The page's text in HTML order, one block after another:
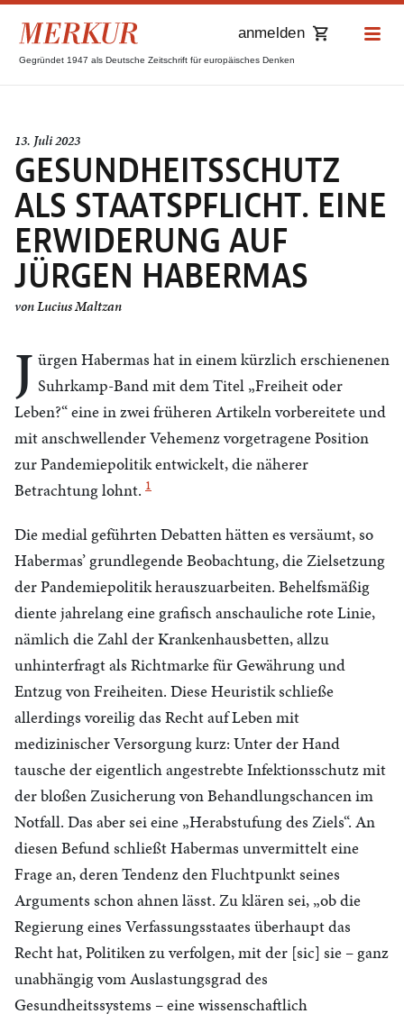
Gegründet 1947 als Deutsche Zeitschrift für europäisches Denken
anmelden
13. Juli 2023
GESUNDHEITSSCHUTZ
ALS STAATSPFLICHT. EINE
ERWIDERUNG AUF
JÜRGEN HABERMAS
vonLucius Maltzan
J ürgen Habermas hat in einem kürzlich erschienenen
Suhrkamp-Band mit dem Titel „Freiheit oder
Leben?“ eine in zwei früheren Artikeln vorbereitete und
mit anschwellender Vehemenz vorgetragene Position
zur Pandemiepolitik entwickelt, die näherer
Betrachtung lohnt. 1
Die medial geführten Debatten hätten es versäumt, so
Habermas’ grundlegende Beobachtung, die Zielsetzung
der Pandemiepolitik herauszuarbeiten. Behelfsmäßig
diente jahrelang eine grafisch anschauliche rote Linie,
nämlich die Zahl der Krankenhausbetten, allzu
unhinterfragt als Richtmarke für Gewährung und
Entzug von Freiheiten. Diese Heuristik schließe
allerdings voreilig das Recht auf Leben mit
medizinischer Versorgung kurz: Unter der Hand
tausche der eigentlich angestrebte Infektionsschutz mit
der bloßen Zusicherung von Behandlungschancen im
Notfall. Das aber sei eine „Herabstufung des Ziels“. An
diesen Befund schließt Habermas unvermittelt eine
Frage an, deren Tendenz den Fluchtpunkt seines
Arguments schon ahnen lässt. Zu klären sei, „ob die
Regierung eines Verfassungsstaates überhaupt das
Recht hat, Politiken zu verfolgen, mit der [sic] sie – ganz
unabhängig vom Auslastungsgrad des
Gesundheitssystems – eine wissenschaftlich